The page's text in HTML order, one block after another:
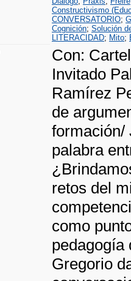
Constructivismo
CONVERSATORIO;
Cognición; Solución
LITERACIDAD; Mito;
Con:
Invitado
Ramírez
de
formación/
palabra
retos del
como
pedagogía
Gregorio